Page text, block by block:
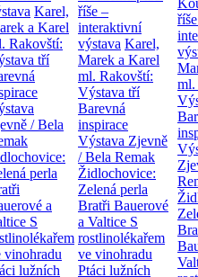
Karel,
a Karel
Rakovští:
tří
/ Bela
perla
a
S
vinohradu
lužních
říše –
interaktivní
výstava Karel,
Marek a Karel
ml. Rakovští:
Výstava tří
Barevná
inspirace
Výstava Zjevně
/ Bela Remak
Židlochovice:
Zelená perla
Bratři Bauerové
a Valtice S
rostlinolékařem
ve vinohradu
Ptáci lužních
ml.